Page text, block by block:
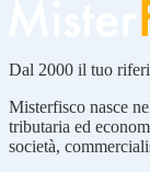
Dal 2000 il tuo
Misterfisco nasce
tributaria ed
società,